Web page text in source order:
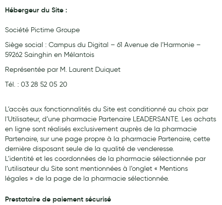
Mon bébé
Soins bébé
Couches
Laits infantiles
Biberons et tétines
Accessoires bébé
Alimentation
Soins enfant
Soins maman
Tisanes allaitement et compléments alimentaires
Hébergeur du Site :
Société Pictime Groupe
Siège social : Campus du Digital – 61 Avenue de l’Harmonie –
59262 Sainghin en Mélantois
Représentée par M. Laurent Duiquet
Tél. : 03 28 52 05 20
L’accès aux fonctionnalités du Site est conditionné au choix par
l’Utilisateur, d’une pharmacie Partenaire LEADERSANTE. Les achats
en ligne sont réalisés exclusivement auprès de la pharmacie
Partenaire, sur une page propre à la pharmacie Partenaire, cette
dernière disposant seule de la qualité de venderesse.
L’identité et les coordonnées de la pharmacie sélectionnée par
l’utilisateur du Site sont mentionnées à l’onglet « Mentions
légales » de la page de la pharmacie sélectionnée.
Prestataire de paiement sécurisé